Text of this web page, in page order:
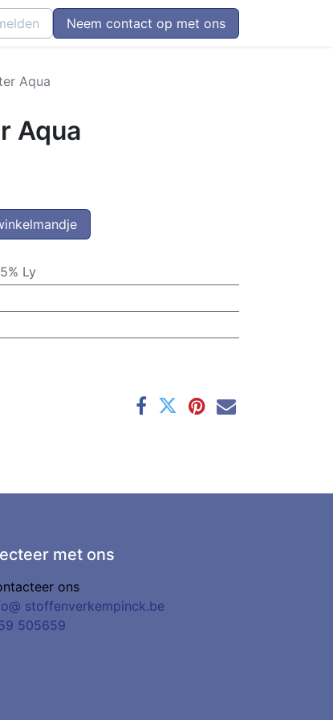
Neem contact op met ons
Aqua
Aqua
Ly
met ons
ons
stoffenverkempinck.be
505659